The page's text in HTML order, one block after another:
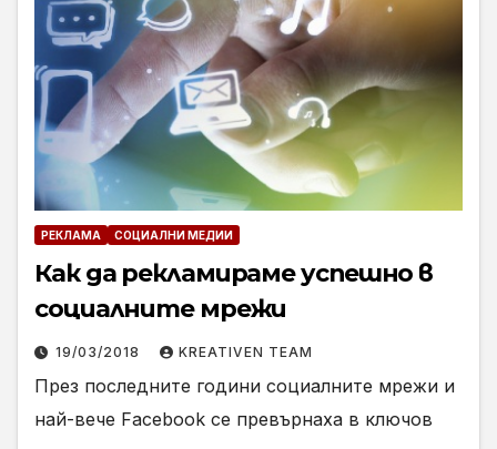
РЕКЛАМА СОЦИАЛНИ МЕДИИ
Как да рекламираме успешно в
социалните мрежи
19/03/2018 KREATIVEN TEAM
През последните години социалните мрежи и
най-вече Facebook се превърнаха в ключов